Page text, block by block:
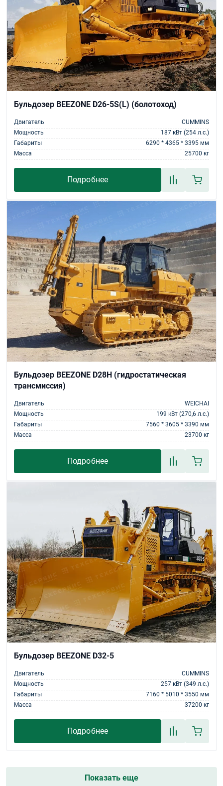
Бульдозер BEEZONE D26-5S(L) (болотоход)
Двигатель
CUMMINS
Мощность
187 кВт (254 л.с.)
Габариты
6290 * 4365 * 3395 мм
Масса
25700 кг
Подробнее
Бульдозер BEEZONE D28Н (гидростатическая
трансмиссия)
Двигатель
WEICHAI
Мощность
199 кВт (270,6 л.с.)
Габариты
7560 * 3605 * 3390 мм
Масса
23700 кг
Подробнее
Бульдозер BEEZONE D32-5
Двигатель
CUMMINS
Мощность
257 кВт (349 л.с.)
Габариты
7160 * 5010 * 3550 мм
Масса
37200 кг
Подробнее
Показать еще